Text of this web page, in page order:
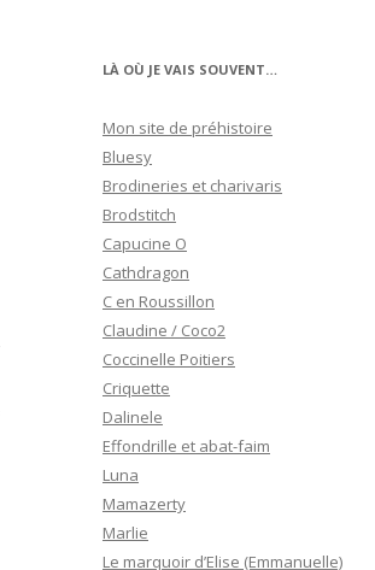
LÀ OÙ JE VAIS SOUVENT…
Mon site de préhistoire
Bluesy
Brodineries et charivaris
Brodstitch
Capucine O
Cathdragon
C en Roussillon
Claudine / Coco2
Coccinelle Poitiers
Criquette
Dalinele
Effondrille et abat-faim
Luna
Mamazerty
Marlie
Le marquoir d’Elise (Emmanuelle)